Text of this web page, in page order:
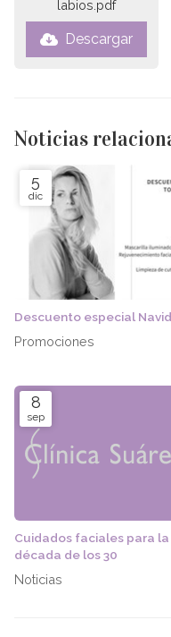
labios.pdf
Descargar
Noticias
5
dic
Descuento especial
Promociones
8
sep
Cuidados faciales para la
década de los 30
Noticias